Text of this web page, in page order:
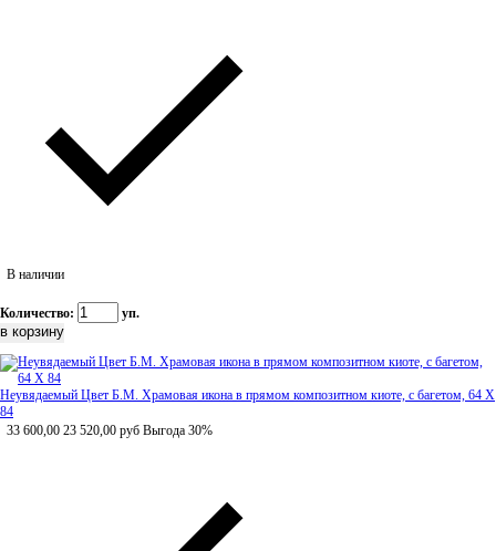
В наличии
Количество: уп.
Неувядаемый Цвет Б.М. Храмовая икона в прямом композитном киоте, с багетом, 64 Х
84
33 600,00 23 520,00 руб Выгода 30%